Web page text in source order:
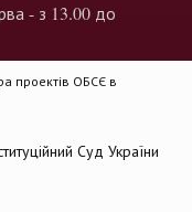
- з 13.00 до
проектів ОБСЄ в
Суд України